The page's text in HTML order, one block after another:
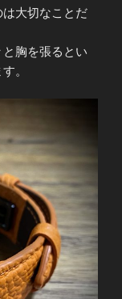
大切なことだ
胸を張るとい
。